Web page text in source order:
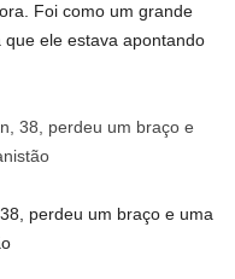
Foi como um grande
que ele estava apontando
perdeu um braço e uma